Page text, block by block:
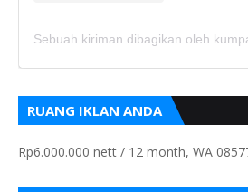
RUANG IKLAN ANDA
Rp6.000.000 nett / 12 month, WA